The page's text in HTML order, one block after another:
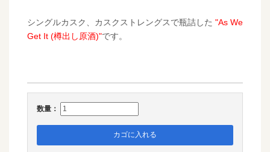
シングルカスク、カスクストレングスで瓶詰した "As We
Get It (樽出し原酒)"です。
数量：
カゴに入れる